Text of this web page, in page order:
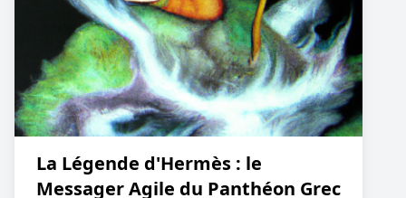
La Légende d'Hermès : le
Messager Agile du Panthéon Grec